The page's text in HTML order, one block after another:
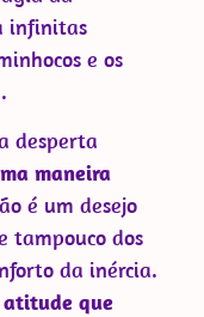
infinitas
e os
desperta
maneira
é um desejo
tampouco dos
da inércia.
atitude que